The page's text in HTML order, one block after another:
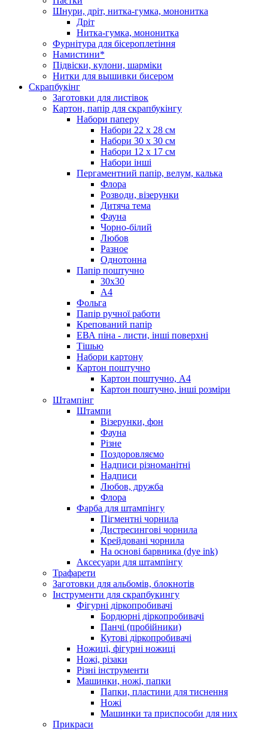
Шнури, дріт, нитка-гумка, мононитка
Дріт
Нитка-гумка, мононитка
Фурнітура для бісероплетіння
Намистини*
Підвіски, кулони, шарміки
Нитки для вышивки бисером
Скрапбукінг
Заготовки для листівок
Картон, папір для скрапбукінгу
Набори паперу
Набори 22 х 28 см
Набори 30 х 30 см
Набори 12 х 17 см
Набори інші
Пергаментний папір, велум, калька
Флора
Розводи, візерунки
Дитяча тема
Фауна
Чорно-білий
Любов
Разное
Однотонна
Папір поштучно
30х30
А4
Фольга
Папір ручної работи
Крепований папір
ЕВА піна - листи, інші поверхні
Тішью
Набори картону
Картон поштучно
Картон поштучно, А4
Картон поштучно, інші розміри
Штампінг
Штампи
Візерунки, фон
Фауна
Різне
Поздоровляємо
Надписи різноманітні
Надписи
Любов, дружба
Флора
Фарба для штампінгу
Пігментні чорнила
Дистресингові чорнила
Крейдовані чорнила
На основі барвника (dye ink)
Аксесуари для штампінгу
Трафарети
Заготовки для альбомів, блокнотів
Інструменти для скрапбукингу
Фігурні діркопробивачі
Бордюрні діркопробивачі
Панчі (пробійники)
Кутові діркопробивачі
Ножиці, фігурні ножиці
Ножі, різаки
Різні інструменти
Машинки, ножі, папки
Папки, пластини для тиснення
Ножі
Машинки та приспособи для них
Прикраси